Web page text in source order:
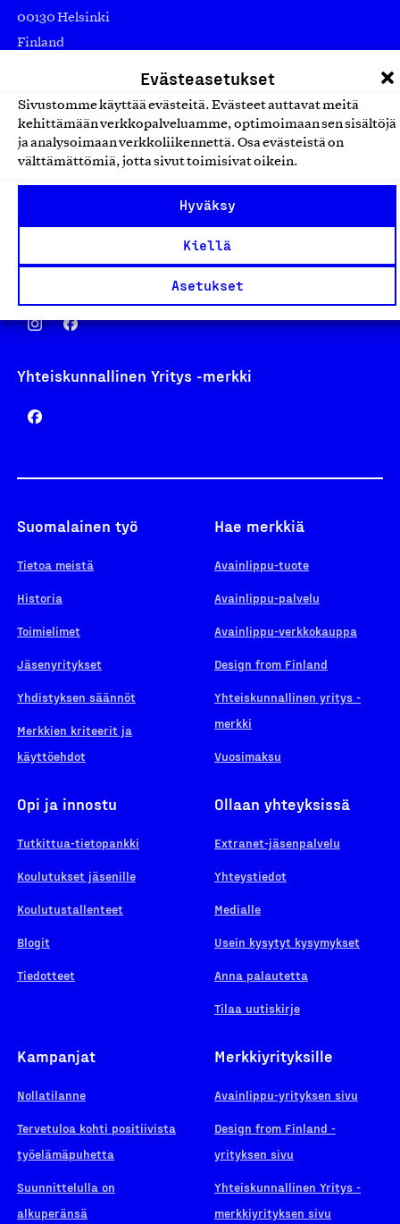
Evästeasetukset
Sivustomme käyttää evästeitä. Evästeet auttavat meitä
kehittämään verkkopalveluamme, optimoimaan sen sisältöjä
ja analysoimaan verkkoliikennettä. Osa evästeistä on
välttämättömiä, jotta sivut toimisivat oikein.
Hyväksy
Kiellä
Asetukset
00130 Helsinki
Finland
Avainlippu
Yhteiskunnallinen Yritys -merkki
Suomalainen työ
Tietoa meistä
Historia
Toimielimet
Jäsenyritykset
Yhdistyksen säännöt
Merkkien kriteerit ja
käyttöehdot
Hae merkkiä
Avainlippu-tuote
Avainlippu-palvelu
Avainlippu-verkkokauppa
Design from Finland
Yhteiskunnallinen yritys -
merkki
Vuosimaksu
Opi ja innostu
Tutkittua-tietopankki
Koulutukset jäsenille
Koulutustallenteet
Blogit
Tiedotteet
Ollaan yhteyksissä
Extranet-jäsenpalvelu
Yhteystiedot
Medialle
Usein kysytyt kysymykset
Anna palautetta
Tilaa uutiskirje
Kampanjat
Nollatilanne
Tervetuloa kohti positiivista
työelämäpuhetta
Suunnittelulla on
alkuperänsä
Merkkiyrityksille
Avainlippu-yrityksen sivu
Design from Finland -
yrityksen sivu
Yhteiskunnallinen Yritys -
merkkiyrityksen sivu